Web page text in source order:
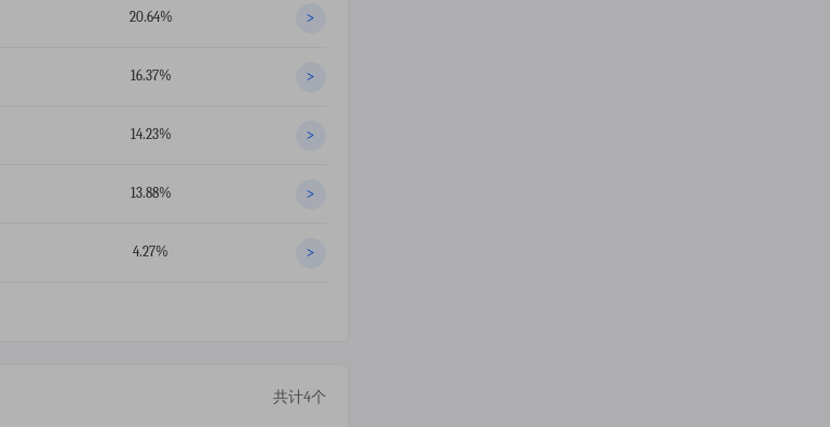
20.64% >
16.37% >
14.23% >
13.88% >
4.27% >
共计4个